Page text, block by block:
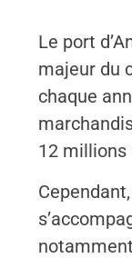
Le port
majeur du
chaque
12 millions